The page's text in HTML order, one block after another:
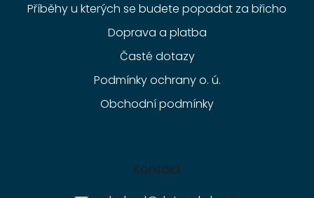
Příběhy u kterých se budete popadat za břicho
Doprava a platba
Časté dotazy
Podmínky ochrany o. ú.
Obchodní podmínky
Kontakt